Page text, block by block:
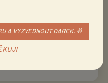
A VYZVEDNOUT DÁREK. 🎁